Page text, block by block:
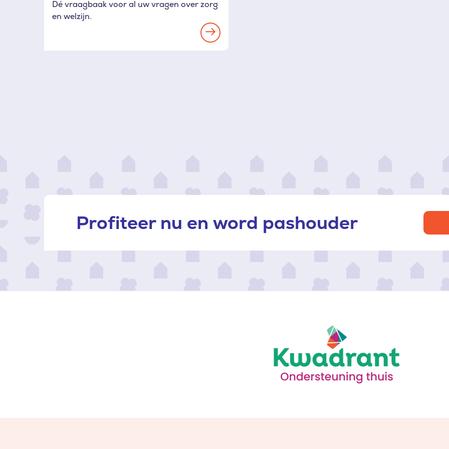
Dé vraagbaak voor al uw vragen over zorg
en welzijn.
Read
Profiteer nu en word pashouder